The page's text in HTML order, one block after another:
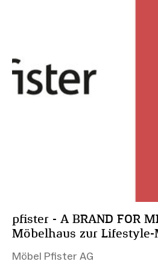
pfister - A BRAND FOR
Möbelhaus zur Lifestyle-
Möbel Pfister AG